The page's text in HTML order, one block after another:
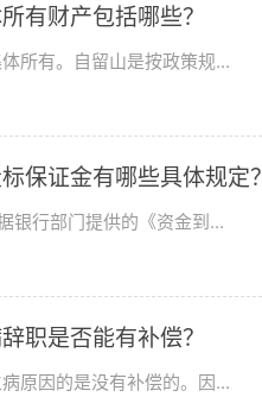
有财产包括哪些？
所有。自留山是按政策规...
保证金有哪些具体规定？
银行部门提供的《资金到...
职是否能有补偿？
原因的是没有补偿的。因...